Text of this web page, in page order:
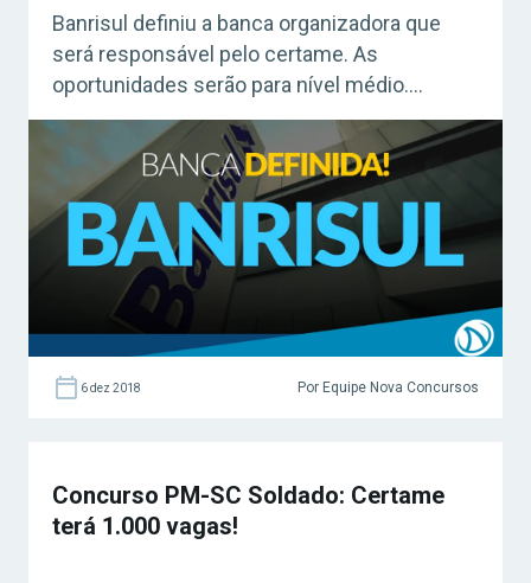
Banrisul definiu a banca organizadora que
será responsável pelo certame. As
oportunidades serão para nível médio.
Acesse agora o Curso Grátis INSS 2026!
Concurso Banrisul O concurso Banrisul deu
um grande avanço para sua publicação com a
definição da banca organizadora. A banca que
será responsável pelo certame é a FCC
(Fundação […]
6 dez 2018 Por Equipe Nova Concursos
Concurso PM-SC Soldado: Certame
terá 1.000 vagas!